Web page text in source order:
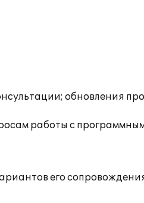
обновления
работы с
его